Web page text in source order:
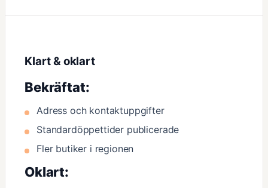
Klart & oklart
Bekräftat:
Adress och kontaktuppgifter
Standardöppettider publicerade
Fler butiker i regionen
Oklart: